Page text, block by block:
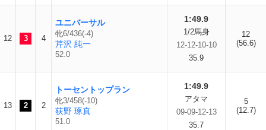
12 3 4
ユニバーサル
牝6/436(-4)
芹沢 純一
52.0
1:49.9
1/2馬身
12-12-10-10
35.9
12
(56.6)
13 2 2
トーセントップラン
牝3/458(-10)
荻野 琢真
51.0
1:49.9
アタマ
09-09-12-13
35.7
5
(12.7)